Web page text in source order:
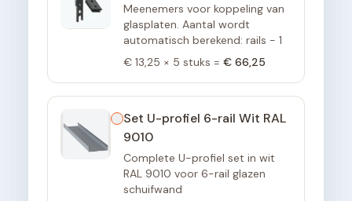
Meenemers voor koppeling van
glasplaten. Aantal wordt
automatisch berekend: rails - 1
€ 13,25 × 5 stuks = € 66,25
Set U-profiel 6-rail Wit RAL
9010
Complete U-profiel set in wit
RAL 9010 voor 6-rail glazen
schuifwand